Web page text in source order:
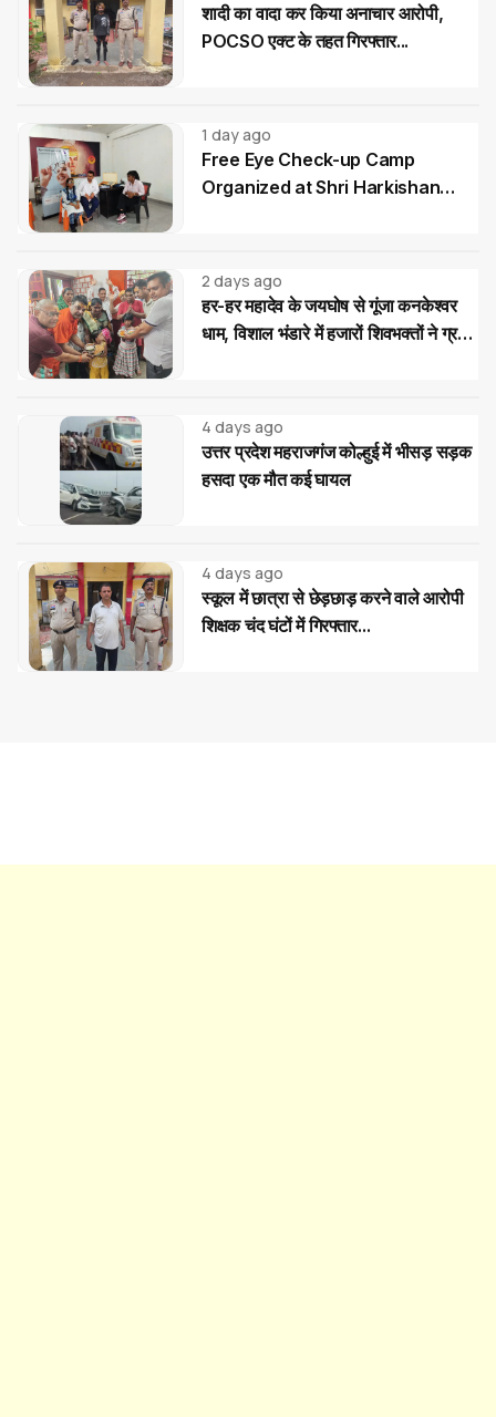
शादी का वादा कर किया अनाचार आरोपी,
POCSO एक्ट के तहत गिरफ्तार...
1 day ago
Free Eye Check-up Camp
Organized at Shri Harkishan
2 days ago
हर-हर महादेव के जयघोष से गूंजा कनकेश्वर
धाम, विशाल भंडारे में हजारों शिवभक्तों ने ग्रहण
4 days ago
उत्तर प्रदेश महराजगंज कोल्हुई में भीसड़ सड़क
हसदा एक मौत कई घायल
4 days ago
स्कूल में छात्रा से छेड़छाड़ करने वाले आरोपी
शिक्षक चंद घंटों में गिरफ्तार...